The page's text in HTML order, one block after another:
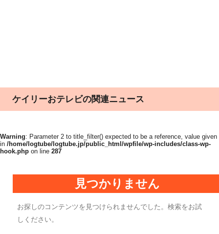
ケイリーおテレビの関連ニュース
Warning: Parameter 2 to title_filter() expected to be a reference, value given
in /home/logtube/logtube.jp/public_html/wpfile/wp-includes/class-wp-
hook.php on line 287
見つかりません
お探しのコンテンツを見つけられませんでした。検索をお試
しください。